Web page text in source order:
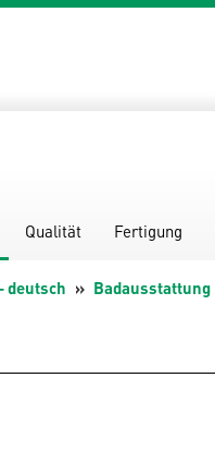
Qualität Fertigung
deutsch Badausstattung